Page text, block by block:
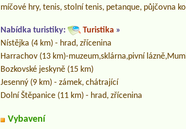
míčové hry, tenis, stolní tenis, petanque, půjčovna
Nabídka turistiky: Turistika »
Nístějka (4 km) - hrad, zřícenina
Harrachov (13 km)-muzeum,sklárna,pivní
Bozkovské jeskyně (15 km)
Jesenný (9 km) - zámek, chátrající
Dolní Štěpanice (11 km) - hrad, zřícenina
Vybavení